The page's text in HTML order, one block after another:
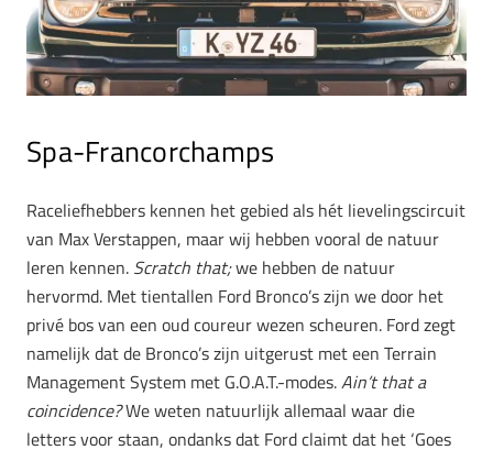
Spa-Francorchamps
Raceliefhebbers kennen het gebied als hét lievelingscircuit
van Max Verstappen, maar wij hebben vooral de natuur
leren kennen. Scratch that;we hebben de natuur
hervormd. Met tientallen Ford Bronco’s zijn we door het
privé bos van een oud coureur wezen scheuren. Ford zegt
namelijk dat de Bronco’s zijn uitgerust met een Terrain
Management System met G.O.A.T.-modes.Ain’t that a
coincidence?We weten natuurlijk allemaal waar die
letters voor staan, ondanks dat Ford claimt dat het ‘Goes